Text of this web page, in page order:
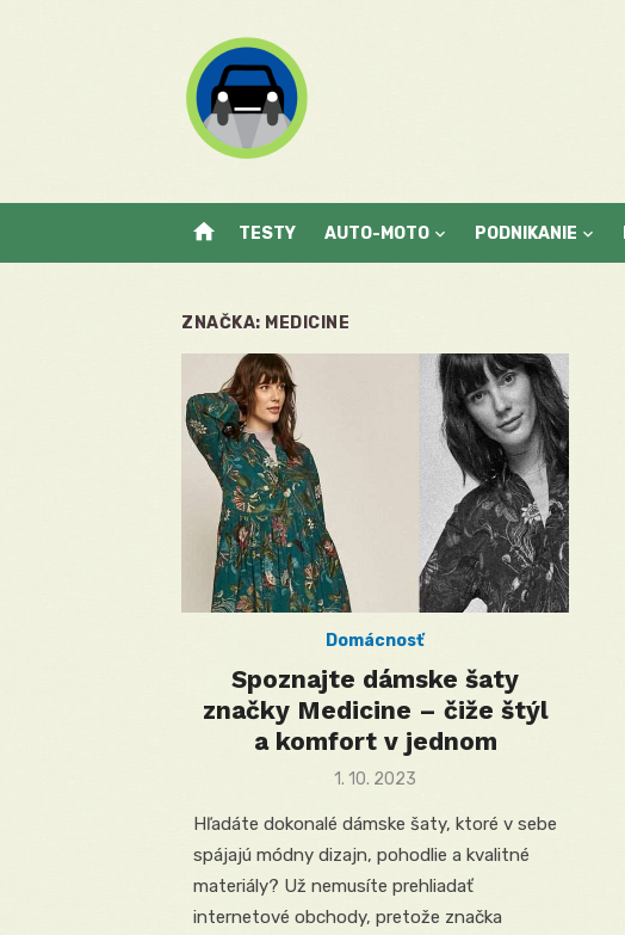
home TESTY AUTO-MOTO PODNIKANIE
ZNAČKA: MEDICINE
Domácnosť
Spoznajte dámske šaty
značky Medicine – čiže štýl
a komfort v jednom
Posted
1. 10. 2023
Hľadáte dokonalé dámske šaty, ktoré v sebe
spájajú módny dizajn, pohodlie a kvalitné
materiály? Už nemusíte prehliadať
internetové obchody, pretože značka